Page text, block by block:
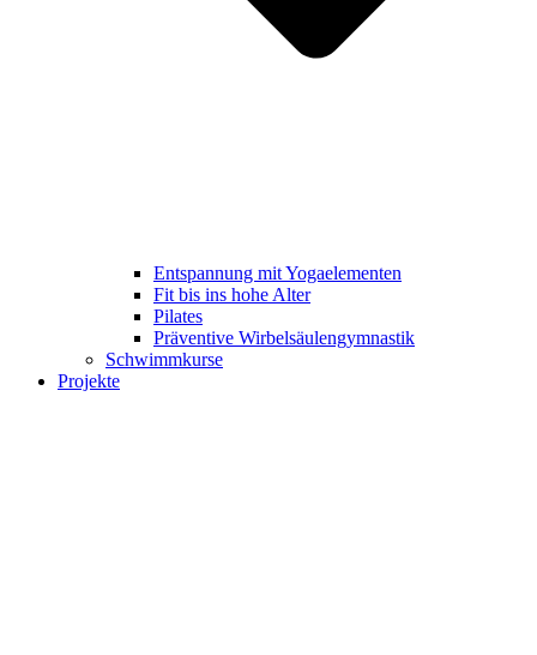
Entspannung mit Yogaelementen
Fit bis ins hohe Alter
Pilates
Präventive Wirbelsäulengymnastik
Schwimmkurse
Projekte